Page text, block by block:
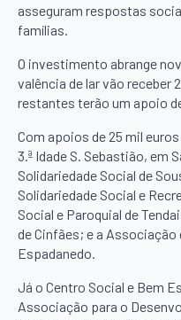
asseguram respostas
famílias.
O investimento abrange
valência de lar vão receber
restantes terão um apoio
Com apoios de 25 mil
3.ª Idade S. Sebastião, em
Solidariedade Social de
Solidariedade Social e
Social e Paroquial de
de Cinfães; e a Associação
Espadanedo.
Já o Centro Social e Bem
Associação para o